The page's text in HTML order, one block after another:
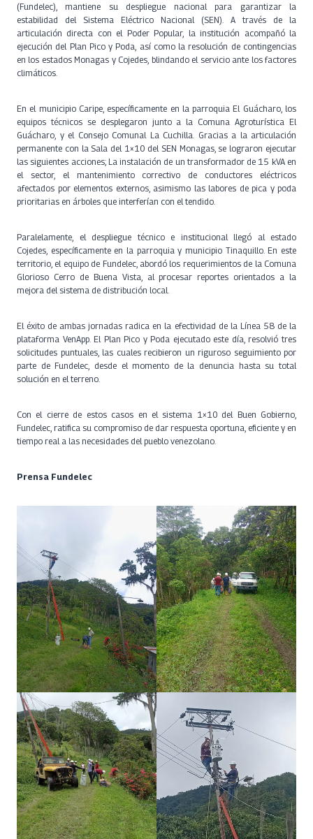
(Fundelec), mantiene su despliegue nacional para garantizar la
estabilidad del Sistema Eléctrico Nacional (SEN). A través de la
articulación directa con el Poder Popular, la institución acompañó la
ejecución del Plan Pico y Poda, así como la resolución de contingencias
en los estados Monagas y Cojedes, blindando el servicio ante los factores
climáticos.
En el municipio Caripe, específicamente en la parroquia El Guácharo, los
equipos técnicos se desplegaron junto a la Comuna Agroturística El
Guácharo, y el Consejo Comunal La Cuchilla. Gracias a la articulación
permanente con la Sala del 1×10 del SEN Monagas, se lograron ejecutar
las siguientes acciones; La instalación de un transformador de 15 kVA en
el sector, el mantenimiento correctivo de conductores eléctricos
afectados por elementos externos, asimismo las labores de pica y poda
prioritarias en árboles que interferían con el tendido.
Paralelamente, el despliegue técnico e institucional llegó al estado
Cojedes, específicamente en la parroquia y municipio Tinaquillo. En este
territorio, el equipo de Fundelec, abordó los requerimientos de la Comuna
Glorioso Cerro de Buena Vista, al procesar reportes orientados a la
mejora del sistema de distribución local.
El éxito de ambas jornadas radica en la efectividad de la Línea 58 de la
plataforma VenApp. El Plan Pico y Poda ejecutado este día, resolvió tres
solicitudes puntuales, las cuales recibieron un riguroso seguimiento por
parte de Fundelec, desde el momento de la denuncia hasta su total
solución en el terreno.
Con el cierre de estos casos en el sistema 1×10 del Buen Gobierno,
Fundelec, ratifica su compromiso de dar respuesta oportuna, eficiente y en
tiempo real a las necesidades del pueblo venezolano.
Prensa Fundelec